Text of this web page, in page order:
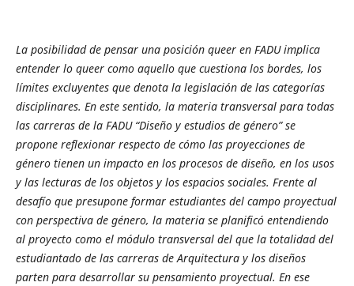
La posibilidad de pensar una posición queer en FADU implica
entender lo queer como aquello que cuestiona los bordes, los
límites excluyentes que denota la legislación de las categorías
disciplinares. En este sentido, la materia transversal para todas
las carreras de la FADU “Diseño y estudios de género” se
propone reflexionar respecto de cómo las proyecciones de
género tienen un impacto en los procesos de diseño, en los usos
y las lecturas de los objetos y los espacios sociales. Frente al
desafío que presupone formar estudiantes del campo proyectual
con perspectiva de género, la materia se planificó entendiendo
al proyecto como el módulo transversal del que la totalidad del
estudiantado de las carreras de Arquitectura y los diseños
parten para desarrollar su pensamiento proyectual. En ese